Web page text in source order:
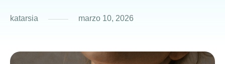
katarsia marzo 10, 2026